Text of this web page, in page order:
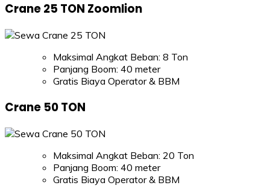
Crane 25 TON Zoomlion
Maksimal Angkat Beban: 8 Ton
Panjang Boom: 40 meter
Gratis Biaya Operator & BBM
Crane 50 TON
Maksimal Angkat Beban: 20 Ton
Panjang Boom: 40 meter
Gratis Biaya Operator & BBM